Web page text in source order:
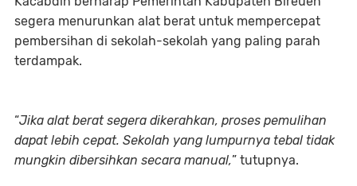
segera menurunkan alat berat untuk mempercepat
pembersihan di sekolah-sekolah yang paling parah
terdampak.
“Jika alat berat segera dikerahkan, proses pemulihan
dapat lebih cepat. Sekolah yang lumpurnya tebal tidak
mungkin dibersihkan secara manual,” tutupnya.